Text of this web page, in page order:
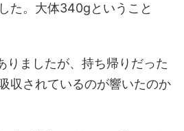
た。大体340gということ
りましたが、持ち帰りだった
収されているのが響いたのか